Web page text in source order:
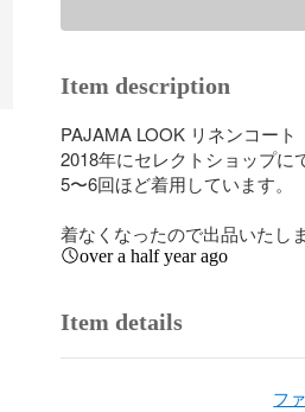
Item description
PAJAMA LOOK リネンコート
2018年にセレクトショップに
5〜6回ほど着用しています。
着なくなったので出品いたしま
over a half year ago
Item details
フ